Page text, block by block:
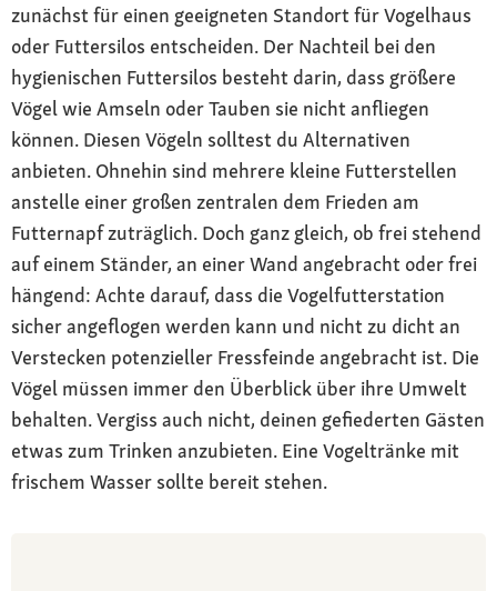
zunächst für einen geeigneten Standort für Vogelhaus
oder Futtersilos entscheiden. Der Nachteil bei den
hygienischen Futtersilos besteht darin, dass größere
Vögel wie Amseln oder Tauben sie nicht anfliegen
können. Diesen Vögeln solltest du Alternativen
anbieten. Ohnehin sind mehrere kleine Futterstellen
anstelle einer großen zentralen dem Frieden am
Futternapf zuträglich. Doch ganz gleich, ob frei stehend
auf einem Ständer, an einer Wand angebracht oder frei
hängend: Achte darauf, dass die Vogelfutterstation
sicher angeflogen werden kann und nicht zu dicht an
Verstecken potenzieller Fressfeinde angebracht ist. Die
Vögel müssen immer den Überblick über ihre Umwelt
behalten. Vergiss auch nicht, deinen gefiederten Gästen
etwas zum Trinken anzubieten. Eine Vogeltränke mit
frischem Wasser sollte bereit stehen.